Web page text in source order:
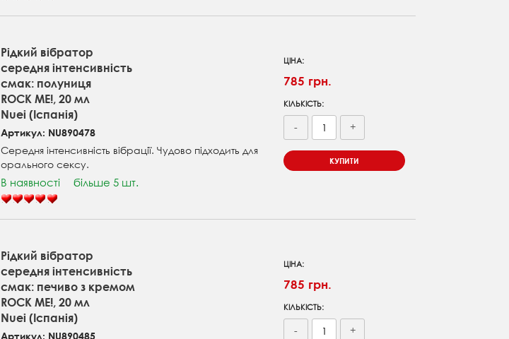
Рідкий вібратор
середня інтенсивність
смак: полуниця
ROCK ME!, 20 мл
Nuei (Іспанія)
Артикул: NU890478
Середня інтенсивність вібрації. Чудово підходить для
орального сексу.
В наявності більше 5 шт.
ЦІНА:
785 грн.
КІЛЬКІСТЬ:
- +
КУПИТИ
Рідкий вібратор
середня інтенсивність
смак: печиво з кремом
ROCK ME!, 20 мл
Nuei (Іспанія)
Артикул: NU890485
ЦІНА:
785 грн.
КІЛЬКІСТЬ:
- +